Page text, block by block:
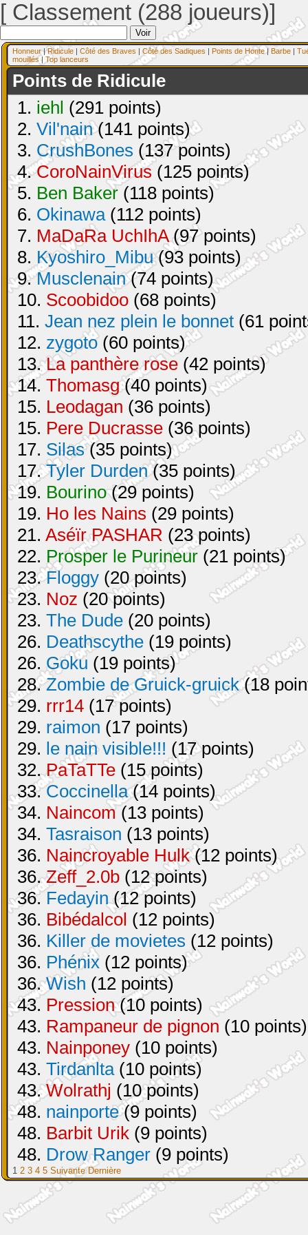
[ Classement (288 joueurs)]
Honneur|Ridicule | Côté des Braves | Côté des Sadiques | Points de Honte| Barbe |
mouillés| Top lanceurs
Points de Ridicule
1. iehl (291 points)
2. Vil'nain(141 points)
3. CrushBones (137 points)
4.CoroNainVirus (125 points)
5. Ben Baker (118 points)
6. Okinawa(112 points)
7. MaDaRa UchIhA(97 points)
8. Kyoshiro_Mibu(93 points)
9.Musclenain(74 points)
10. Scoobidoo (68 points)
11. Jean nez plein le bonnet (61
12. zygoto(60 points)
13.La panthère rose (42 points)
14. Thomasg(40 points)
15. Leodagan (36 points)
15. Pere Ducrasse (36 points)
17. Silas(35 points)
17.Tyler Durden(35 points)
19. Bourino(29 points)
19. Ho les Nains (29 points)
21. Aséïr PASHAR (23 points)
22. Prosper le Purineur (21 points)
23.Floggy (20 points)
23. Noz (20 points)
23. The Dude (20 points)
26. Deathscythe (19 points)
26. Goku (19 points)
28.Zombie de Gruick-gruick(18
29. rrr14 (17 points)
29. raimon (17 points)
29. le nain visible!!! (17 points)
32.PaTaTTe (15 points)
33.Coccinella(14 points)
34. Naincom(13 points)
34. Tasraison (13 points)
36. Naincroyable Hulk(12 points)
36.Zeff_2.0b (12 points)
36. Fedayin(12 points)
36. Bibédalcol (12 points)
36. Killer de movietes (12 points)
36. Phénix (12 points)
36.Wish (12 points)
43. Pression(10 points)
43. Rampaneur de pignon (10 points)
43. Nainponey (10 points)
43. Tirdanlta(10 points)
43.Wolrathj (10 points)
48. nainporte(9 points)
48. Barbit Urik (9 points)
48. Drow Ranger (9 points)
1 2 3 4 5 Suivante Dernière